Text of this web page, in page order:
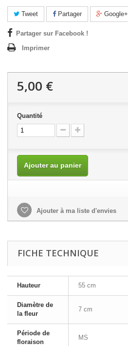
Tweet Partager Google+
Partager sur Facebook !
Imprimer
5,00 €
Quantité
Ajouter au panier
Ajouter à ma liste d'envies
FICHE TECHNIQUE
Hauteur 55 cm
Diamètre de
la fleur
7 cm
Période de
floraison
MS